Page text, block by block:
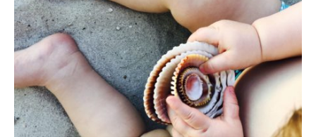
Reisen in der Elternzeit
16. SEPTEMBER 2019